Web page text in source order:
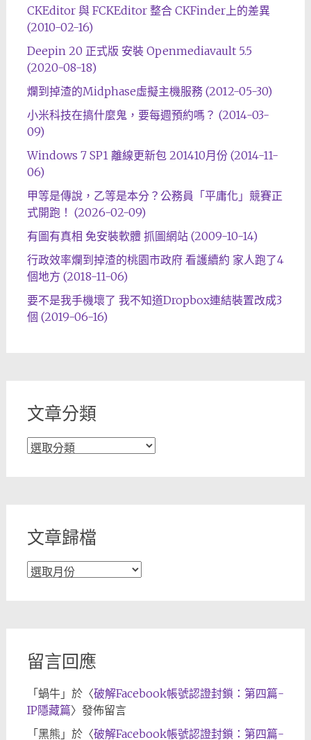
CKEditor 與 FCKEditor 整合 CKFinder上的差異
(2010-02-16)
Deepin 20 正式版 安裝 Openmediavault 5.5
(2020-08-18)
爛到掉渣的Midphase虛擬主機服務 (2012-05-30)
小米科技在搞什麼鬼，要每週預約嗎？ (2014-03-
09)
Windows 7 SP1 離線更新包 201410月份 (2014-11-
06)
甲等是傳說，乙等是本分？公務員「平庸化」競賽正
式開跑！ (2026-02-09)
有圖有真相 免安裝軟體 抓圖網站 (2009-10-14)
行政效率爛到掉渣的桃園市政府 看護續約 家人跑了4
個地方 (2018-11-06)
要不是我手機壞了 我不知道Dropbox連結裝置改成3
個 (2019-06-16)
文章分類
文
文章歸檔
文
留言回應
「 蝸牛」於〈破解Facebook帳號認證封鎖：第四篇-
IP隱藏篇〉發佈留言
「 黑熊 」於〈破解Facebook帳號認證封鎖：第四篇-